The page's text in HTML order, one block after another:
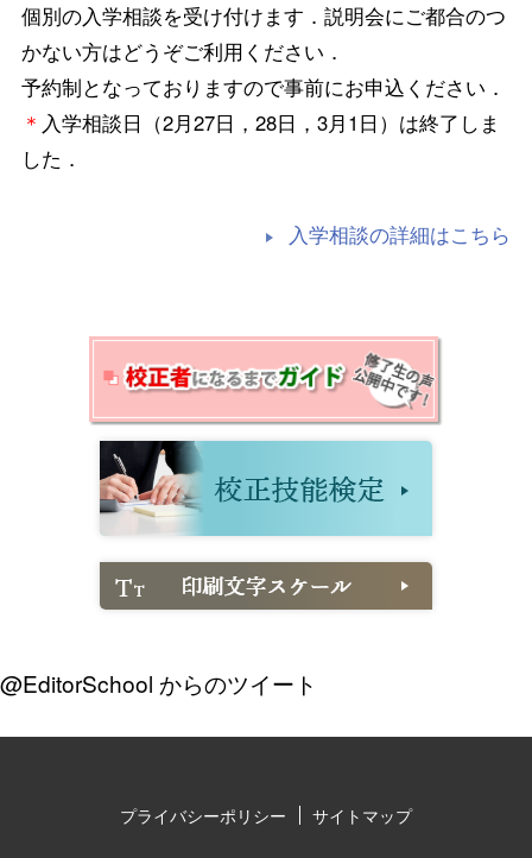
個別の入学相談を受け付けます．説明会にご都合のつ
かない方はどうぞご利用ください．
予約制となっておりますので事前にお申込ください．
＊ 入学相談日（2月27日，28日，3月1日）は終了しま
した．
入学相談の詳細はこちら
@EditorSchool からのツイート
プライバシーポリシー サイトマップ